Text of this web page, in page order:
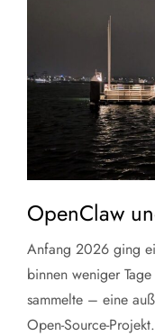
OpenClaw
Anfang 2026 ging
binnen weniger
sammelte – eine
Open-Source-